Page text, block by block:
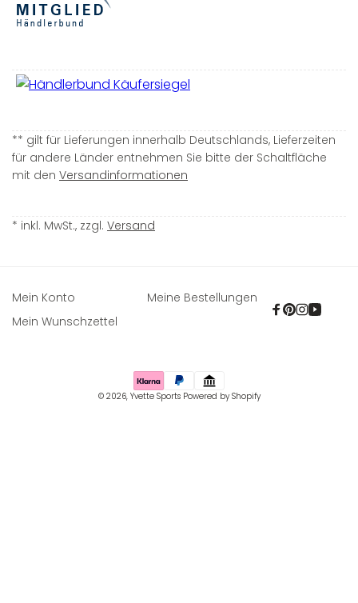
** gilt für Lieferungen innerhalb Deutschlands, Lieferzeiten
für andere Länder entnehmen Sie bitte der Schaltfläche
mit den Versandinformationen
* inkl. MwSt., zzgl. Versand
Mein Konto
Meine Bestellungen
Mein Wunschzettel
Facebook
Pinterest
Zahlungsmethoden
© 2026, Yvette Sports Powered by Shopify